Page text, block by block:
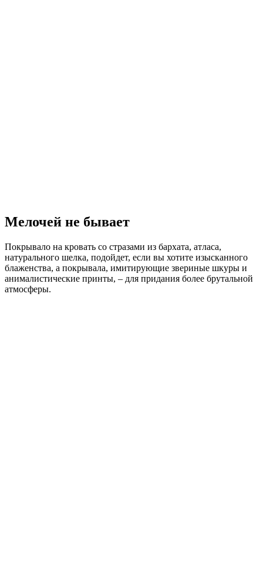
Мелочей не бывает
Покрывало на кровать со стразами из бархата, атласа,
натурального шелка, подойдет, если вы хотите изысканного
блаженства, а покрывала, имитирующие звериные шкуры и
анималистические принты, – для придания более брутальной
атмосферы.